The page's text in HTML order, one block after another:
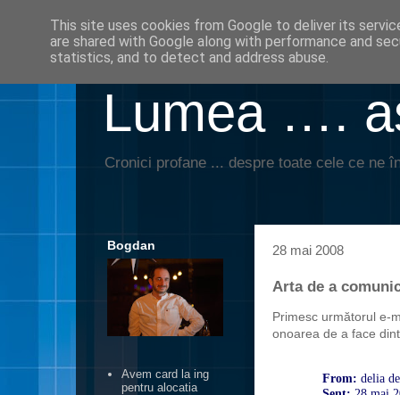
Lumea ….
Cronici profane ... despre toate cele ce ne
28 mai 2008
Arta de a
Primesc următorul e-
onoarea de a face
From: delia
Bogdan
Avem card la ing
pentru alocatia
This site uses cookies from Google to deliver its
are shared with Google along with performance and
statistics, and to detect and address abuse.